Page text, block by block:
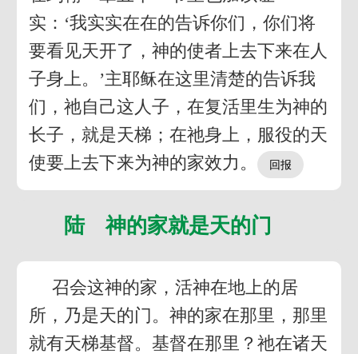
实：‘我实实在在的告诉你们，你们将
要看见天开了，神的使者上去下来在人
子身上。’主耶稣在这里清楚的告诉我
们，祂自己这人子，在复活里生为神的
长子，就是天梯；在祂身上，服役的天
使要上去下来为神的家效力。
陆 神的家就是天的门
召会这神的家，活神在地上的居
所，乃是天的门。神的家在那里，那里
就有天梯基督。基督在那里？祂在诸天